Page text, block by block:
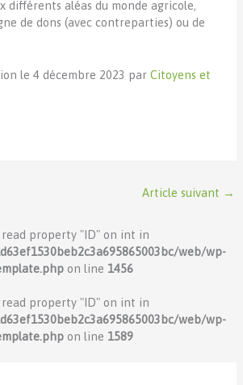
différents aléas du monde agricole,
de dons (avec contreparties) ou de
le 4 décembre 2023 parCitoyens et
Article suivant →
property "ID" on int in
web/wp-
on line 1456
property "ID" on int in
web/wp-
on line 1589